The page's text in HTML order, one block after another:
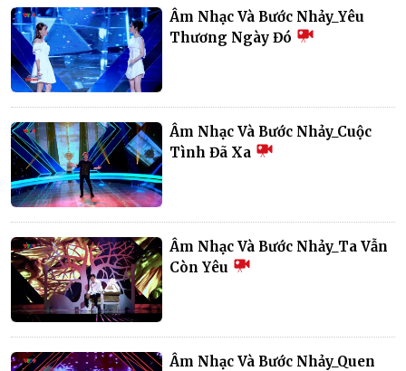
Âm Nhạc Và Bước Nhảy_Yêu
Thương Ngày Đó
Âm Nhạc Và Bước Nhảy_Cuộc
Tình Đã Xa
Âm Nhạc Và Bước Nhảy_Ta Vẫn
Còn Yêu
Âm Nhạc Và Bước Nhảy_Quen